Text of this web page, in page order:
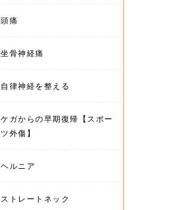
頭痛
坐骨神経痛
自律神経を整える
ケガからの早期復帰【スポー
ツ外傷】
ヘルニア
ストレートネック